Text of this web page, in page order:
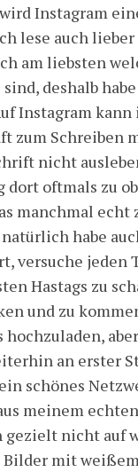
Instagram
lese auch
am liebsten
deshalb
Instagram
zum Schreiben
nicht
dort oftmals zu
manchmal
habe
versuche jeden
Hastags zu
und zu
hochzuladen,
an erster
schönes
meinem
gezielt nicht auf
Bilder mit